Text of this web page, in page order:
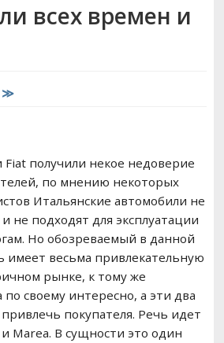
всех времен и
≫
получили некое недоверие
по мнению некоторых
Итальянские автомобили не
не подходят для эксплуатации
Но обозреваемый в данной
имеет весьма привлекательную
рынке, к тому же
своему интересно, а эти два
покупателя. Речь идет
Marea. В сущности это один